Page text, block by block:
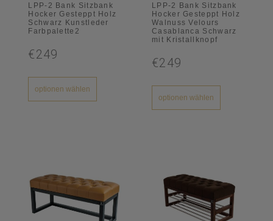
LPP-2 Bank Sitzbank
Hocker Gesteppt Holz
Schwarz Kunstleder
Farbpalette2
€249
optionen wählen
LPP-2 Bank Sitzbank
Hocker Gesteppt Holz
Walnuss Velours
Casablanca Schwarz
mit Kristallknopf
€249
optionen wählen